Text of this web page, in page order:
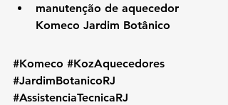
manutenção de aquecedor
Komeco Jardim Botânico
#Komeco #KozAquecedores
#JardimBotanicoRJ
#AssistenciaTecnicaRJ